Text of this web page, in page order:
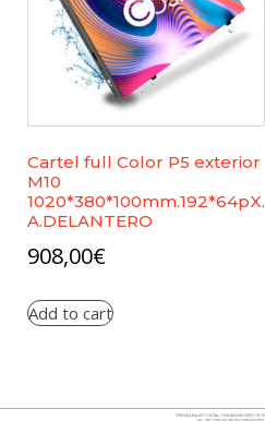
Cartel full Color P5 exterior
M10
1020*380*100mm.192*64pX.
A.DELANTERO
908,00€
Add to cart